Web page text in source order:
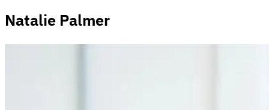
Natalie Palmer